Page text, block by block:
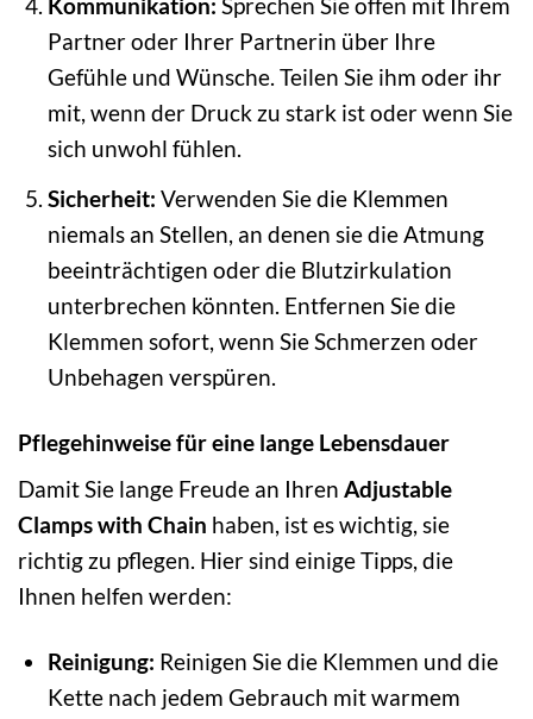
Kommunikation: Sprechen Sie offen mit Ihrem
Partner oder Ihrer Partnerin über Ihre
Gefühle und Wünsche. Teilen Sie ihm oder ihr
mit, wenn der Druck zu stark ist oder wenn Sie
sich unwohl fühlen.
Sicherheit: Verwenden Sie die Klemmen
niemals an Stellen, an denen sie die Atmung
beeinträchtigen oder die Blutzirkulation
unterbrechen könnten. Entfernen Sie die
Klemmen sofort, wenn Sie Schmerzen oder
Unbehagen verspüren.
Pflegehinweise für eine lange Lebensdauer
Damit Sie lange Freude an Ihren Adjustable
Clamps with Chain haben, ist es wichtig, sie
richtig zu pflegen. Hier sind einige Tipps, die
Ihnen helfen werden:
Reinigung: Reinigen Sie die Klemmen und die
Kette nach jedem Gebrauch mit warmem